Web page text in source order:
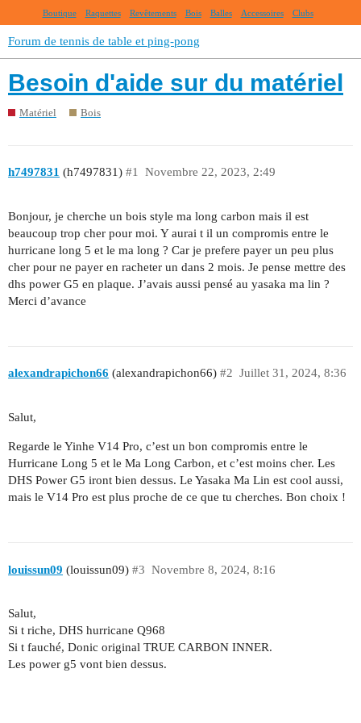
Boutique Raquettes Revêtements Bois Balles Accessoires Clubs
Forum de tennis de table et ping-pong
Besoin d'aide sur du matériel
Matériel Bois
h7497831 (h7497831) Novembre 22, 2023, 2:49
#1
Bonjour, je cherche un bois style ma long carbon mais il est
beaucoup trop cher pour moi. Y aurai t il un compromis entre le
hurricane long 5 et le ma long ? Car je prefere payer un peu plus
cher pour ne payer en racheter un dans 2 mois. Je pense mettre des
dhs power G5 en plaque. J’avais aussi pensé au yasaka ma lin ?
Merci d’avance
alexandrapichon66 (alexandrapichon66) Juillet 31, 2024, 8:36
#2
Salut,
Regarde le Yinhe V14 Pro, c’est un bon compromis entre le
Hurricane Long 5 et le Ma Long Carbon, et c’est moins cher. Les
DHS Power G5 iront bien dessus. Le Yasaka Ma Lin est cool aussi,
mais le V14 Pro est plus proche de ce que tu cherches. Bon choix !
louissun09 (louissun09) Novembre 8, 2024, 8:16
#3
Salut,
Si t riche, DHS hurricane Q968
Si t fauché, Donic original TRUE CARBON INNER.
Les power g5 vont bien dessus.